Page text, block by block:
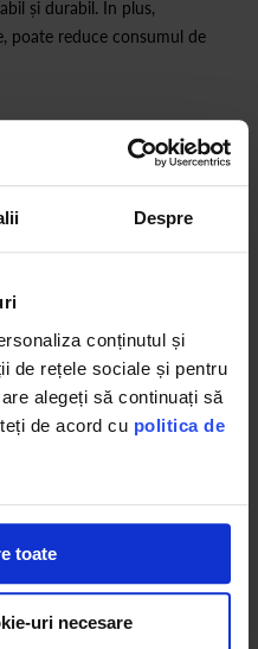
Despre
conținutul și
de rețele sociale și pentru
alegeți să continuați să
de acord cu politica de
toate
uri necesare
și durabil. În plus,
poate reduce consumul de
% of
produsului